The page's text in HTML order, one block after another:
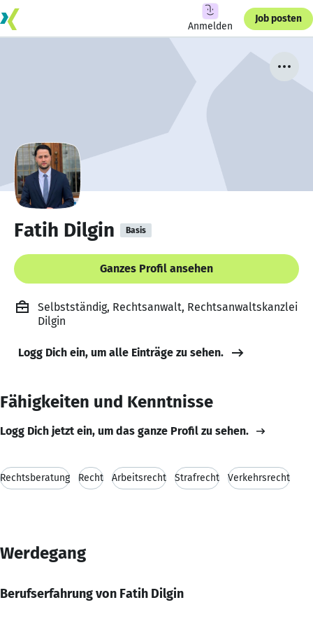
Anmelden
Job posten
Fatih Dilgin Basis
Ganzes Profil ansehen
Selbstständig, Rechtsanwalt, Rechtsanwaltskanzlei
Dilgin
Logg Dich ein, um alle Einträge zu sehen.
Fähigkeiten und Kenntnisse
Logg Dich jetzt ein, um das ganze Profil zu sehen.
Rechtsberatung Recht Arbeitsrecht Strafrecht Verkehrsrecht
Werdegang
Berufserfahrung von Fatih Dilgin